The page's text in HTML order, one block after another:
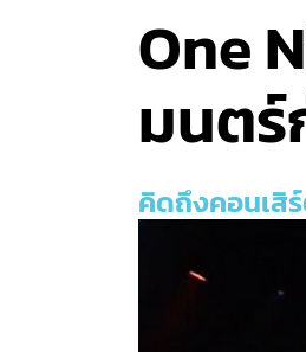
One
มนตร์
คิดถึงคอนเสิ